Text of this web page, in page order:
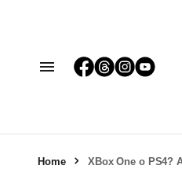
Home XBox One o PS4?